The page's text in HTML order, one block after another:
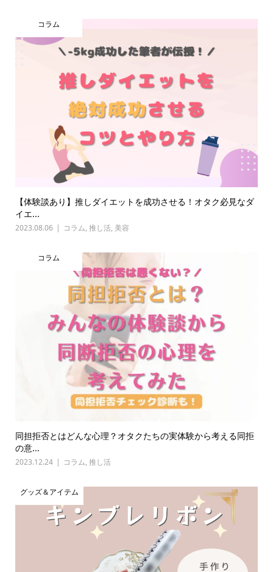
コラム
【体験談あり】推しダイエットを成功させる！オタク必見なダ
イエ...
2023.08.06 コラム, 推し活, 美容
コラム
同担拒否とはどんな心理？オタクたちの実体験から考える同拒
の意...
2023.12.24 コラム, 推し活
グッズ＆アイテム